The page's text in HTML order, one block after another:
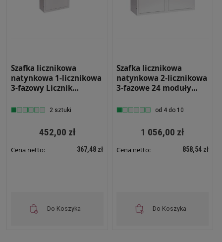
Szafka licznikowa
natynkowa 1-licznikowa
3-fazowy Licznik
modułów IP31
zatrzask NRL 12E
2 sztuki
452,00 zł
Cena netto: 367,48 zł
Do Koszyka
Szafka licznikowa
natynkowa 2-licznikowa
3-fazowe 24 moduły
z zamkiem i szybą NRL
od 4 do 10
1 056,00 zł
Cena netto: 858,54 zł
Do Koszyka